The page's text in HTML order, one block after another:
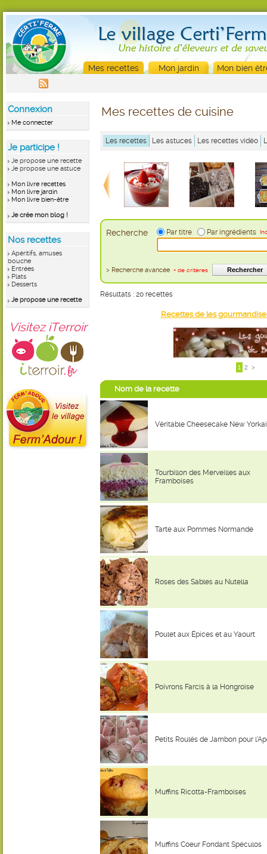
Mes recettes Mon jardin Mon bien
Connexion
Me connecter
Je participe !
Je propose une recette
Je propose une astuce
Mon livre recettes
Mon livre jardin
Mon livre bien-être
Je crée mon blog !
Nos recettes
Apéritifs, amuses
bouche
Entrées
Plats
Desserts
Je propose une recette
Visitez iTerroir
Mes recettes de cuisine
Les recettes Les astuces Les recettes vidéo
Recherche Par titre Par ingrédients
> Recherche avancée + de critères
Résultats : 20 recettes
Recettes de les
1 2 >
Nom de la recette
Véritable Cheesecake New
Tourbillon des Merveilles aux
Framboises
Tarte aux Pommes Normande
Roses des Sables au Nutella
Poulet aux Épices et au Yaourt
Poivrons Farcis à la Hongroise
Petits Roulés de Jambon pour
Muffins Ricotta-Framboises
Muffins Coeur Fondant Spéculos